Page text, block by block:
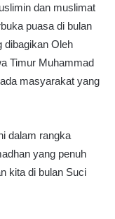
dan muslimat
puasa di bulan
dibagikan Oleh
Timur Muhammad
masyarakat yang
dalam rangka
yang penuh
kita di bulan Suci